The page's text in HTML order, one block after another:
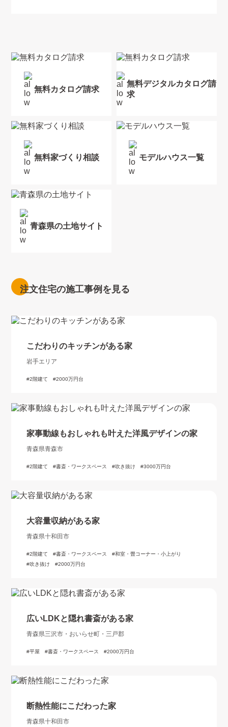
無料カタログ請求
無料デジタルカタログ請
求
無料家づくり相談 モデルハウス一覧
青森県の土地サイト
注文住宅の施工事例を見る
こだわりのキッチンがある家
岩手エリア
2階建て 2000万円台
家事動線もおしゃれも叶えた洋風デザインの家
青森県青森市
2階建て 書斎・ワークスペース 吹き抜け 3000万円台
大容量収納がある家
青森県十和田市
2階建て 書斎・ワークスペース
和室・畳コーナー・小上がり
吹き抜け
2000万円台
広いLDKと隠れ書斎がある家
青森県三沢市・おいらせ町・三戸郡
平屋 書斎・ワークスペース 2000万円台
断熱性能にこだわった家
青森県十和田市